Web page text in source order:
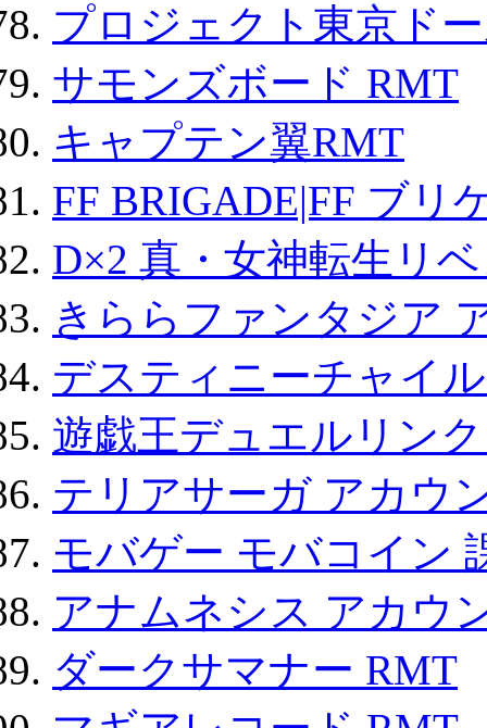
プロジェクト東京ド
サモンズボード RMT
キャプテン翼RMT
FF BRIGADE|FF ブリ
D×2 真・女神転生リ
きららファンタジア
デスティニーチャイ
遊戯王デュエルリン
テリアサーガ アカウ
モバゲー モバコイン
アナムネシス アカウ
ダークサマナー RMT